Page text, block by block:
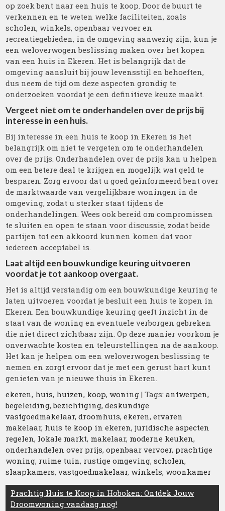
op zoek bent naar een huis te koop. Door de buurt te
verkennen en te weten welke faciliteiten, zoals
scholen, winkels, openbaar vervoer en
recreatiegebieden, in de omgeving aanwezig zijn, kun je
een weloverwogen beslissing maken over het kopen
van een huis in Ekeren. Het is belangrijk dat de
omgeving aansluit bij jouw levensstijl en behoeften,
dus neem de tijd om deze aspecten grondig te
onderzoeken voordat je een definitieve keuze maakt.
Vergeet niet om te onderhandelen over de prijs bij
interesse in een huis.
Bij interesse in een huis te koop in Ekeren is het
belangrijk om niet te vergeten om te onderhandelen
over de prijs. Onderhandelen over de prijs kan u helpen
om een betere deal te krijgen en mogelijk wat geld te
besparen. Zorg ervoor dat u goed geïnformeerd bent over
de marktwaarde van vergelijkbare woningen in de
omgeving, zodat u sterker staat tijdens de
onderhandelingen. Wees ook bereid om compromissen
te sluiten en open te staan voor discussie, zodat beide
partijen tot een akkoord kunnen komen dat voor
iedereen acceptabel is.
Laat altijd een bouwkundige keuring uitvoeren
voordat je tot aankoop overgaat.
Het is altijd verstandig om een bouwkundige keuring te
laten uitvoeren voordat je besluit een huis te kopen in
Ekeren. Een bouwkundige keuring geeft inzicht in de
staat van de woning en eventuele verborgen gebreken
die niet direct zichtbaar zijn. Op deze manier voorkom je
onverwachte kosten en teleurstellingen na de aankoop.
Het kan je helpen om een weloverwogen beslissing te
nemen en zorgt ervoor dat je met een gerust hart kunt
genieten van je nieuwe thuis in Ekeren.
ekeren, huis, huizen, koop,woning | Tags:antwerpen,
begeleiding,bezichtiging,deskundige
vastgoedmakelaar,droomhuis,ekeren,ervaren
makelaar, huis te koop in ekeren,juridische aspecten
regelen, lokale markt, makelaar, moderne keuken,
onderhandelen over prijs,openbaar vervoer, prachtige
woning, ruime tuin, rustige omgeving,scholen,
slaapkamers,vastgoedmakelaar,winkels,woonkamer
Berichtnavigatie
Prachtig Huis te Koop in Hoboken: Ontdek Jouw
Droomwoning vandaag nog!